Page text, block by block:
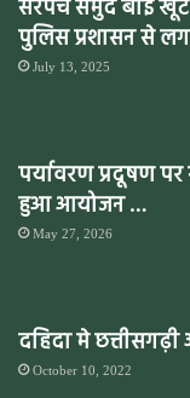
सरपंच समुंद बाई खूंटे
पुलिस प्रशासन से
July 13, 2025
पर्यावरण प्रदूषण
हुआ आयोजन …
May 27, 2026
दहिदा मे
October 10, 2022